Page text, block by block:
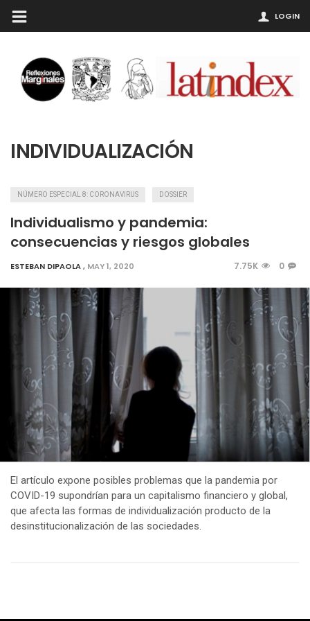
LOGIN
INDIVIDUALIZACIÓN
NÚMERO ESPECIAL 8: CORONAVIRUS DOSSIER
Individualismo y pandemia:
consecuencias y riesgos globales
ESTEBAN DIPAOLA, MAY 1, 2020 7.75K 0
El artículo expone posibles problemas que la pandemia por
COVID-19 supondrían para un capitalismo financiero y global,
que afecta las formas de individualización producto de la
desinstitucionalización de las sociedades.